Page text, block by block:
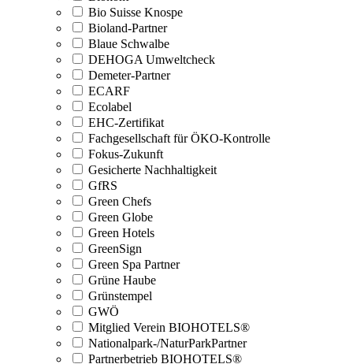
Bio Suisse Knospe
Bioland-Partner
Blaue Schwalbe
DEHOGA Umweltcheck
Demeter-Partner
ECARF
Ecolabel
EHC-Zertifikat
Fachgesellschaft für ÖKO-Kontrolle
Fokus-Zukunft
Gesicherte Nachhaltigkeit
GfRS
Green Chefs
Green Globe
Green Hotels
GreenSign
Green Spa Partner
Grüne Haube
Grünstempel
GWÖ
Mitglied Verein BIOHOTELS®
Nationalpark-/NaturParkPartner
Partnerbetrieb BIOHOTELS®